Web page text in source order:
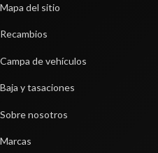
DERECHO
BRAZO SUSPENSION
KIA CARENS IV 1.6 GDI
Mapa del sitio
Recambios
Campa de vehículos
Baja y tasaciones
Sobre nosotros
Marcas